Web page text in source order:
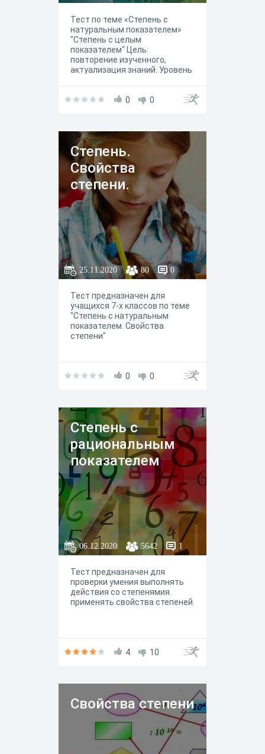
Тест по теме «Степень с
натуральным показателем»
"Степень с целым
показателем" Цель:
повторение изученного,
актуализация знаний. Уровень
из которых верный. За каждое
0 0
Степень.
Свойства
степени.
25.11.2020 80 0
Тест предназначен для
учащихся 7-х классов по теме
"Степень с натуральным
показателем. Свойства
степени"
0 0
Степень с
рациональным
показателем
06.12.2020 5642 1
Тест предназначен для
проверки умения выполнять
действия со степенямия.
применять свойства степеней.
4 10
Свойства степени